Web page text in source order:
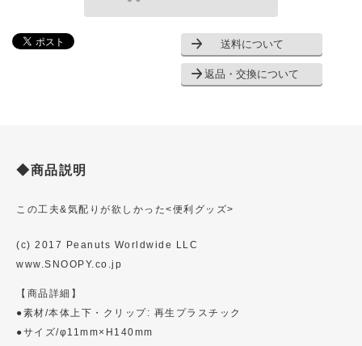
送料について
返品・交換について
◆商品説明
この工夫&気配りが欲しかった<便利グッズ>
(c) 2017 Peanuts Worldwide LLC
www.SNOOPY.co.jp
【商品詳細】
●素材/本体上下・クリップ: 再生プラスチック
●サイズ/φ11mm×H140mm